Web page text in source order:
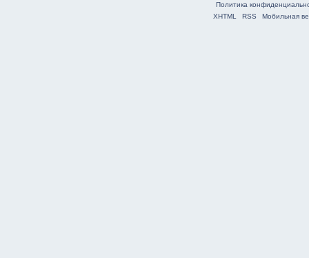
Политика
XHTML
RSS Мобильная